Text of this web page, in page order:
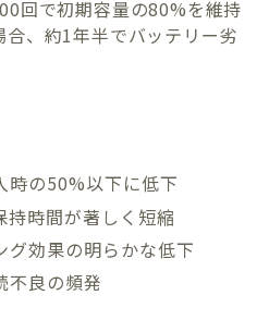
回で初期容量の80%を維持
合、約1年半でバッテリー劣
時の50%以下に低下
持時間が著しく短縮
グ効果の明らかな低下
不良の頻発